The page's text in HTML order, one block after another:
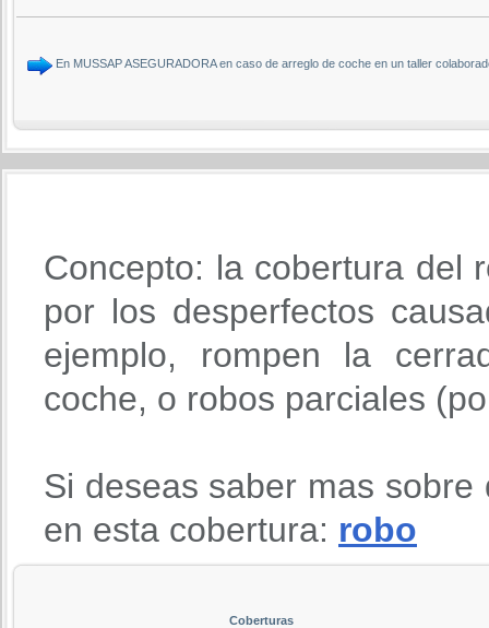
En MUSSAP ASEGURADORA en caso de arreglo de coche en un taller
Concepto: la cobertura del
por los desperfectos
ejemplo, rompen la
coche, o robos parciales
Si deseas saber mas
en esta cobertura: robo
Coberturas